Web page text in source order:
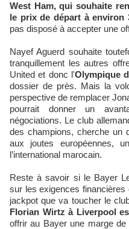
West Ham, qui souhaite
le prix de départ à environ
pas disposé à accepter une
Nayef Aguerd souhaite
tranquillement les autres
United et donc l'Olympique
dossier de près. Mais la
perspective de remplacer
pourrait donner un
négociations. Le club
des champions, cherche un
aux joutes européennes,
l’international marocain.
Reste à savoir si le Bayer
sur les exigences
jackpot que va toucher le
Florian Wirtz à Liverpool
offrir au Bayer une marge